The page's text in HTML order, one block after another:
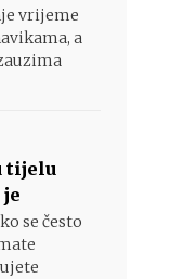
vrijeme
a
tijelu
se često